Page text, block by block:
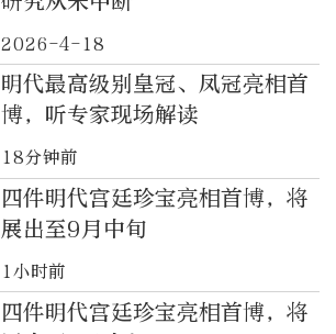
2026-4-18
明代最高级别皇冠、凤冠亮相首
博，听专家现场解读
18分钟前
四件明代宫廷珍宝亮相首博，将
展出至9月中旬
1小时前
四件明代宫廷珍宝亮相首博，将